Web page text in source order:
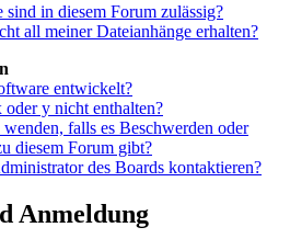
sind in diesem Forum zulässig?
all meiner Dateianhänge erhalten?
entwickelt?
y nicht enthalten?
falls es Beschwerden oder
diesem Forum gibt?
des Boards kontaktieren?
Anmeldung